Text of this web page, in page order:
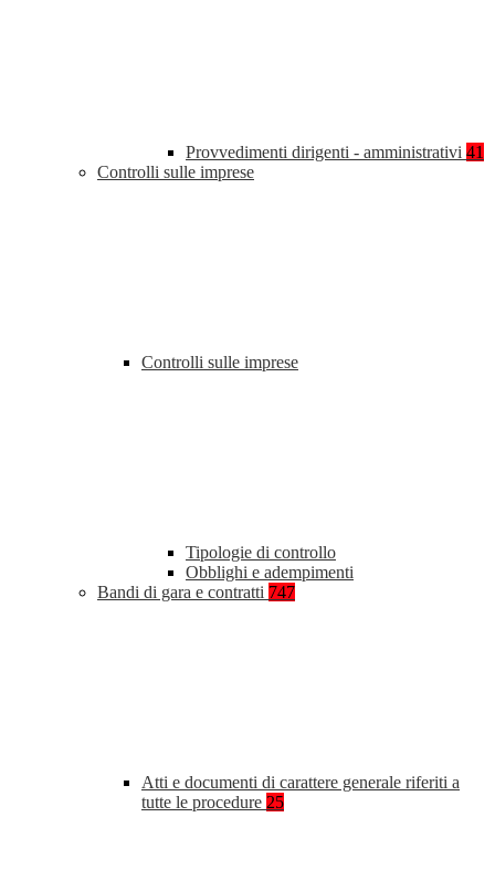
Provvedimenti dirigenti - amministrativi 41
Controlli sulle imprese
Controlli sulle imprese
Tipologie di controllo
Obblighi e adempimenti
Bandi di gara e contratti 747
Atti e documenti di carattere generale riferiti a
tutte le procedure 25